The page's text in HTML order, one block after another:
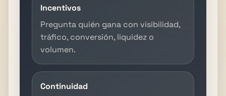
Incentivos
Pregunta quién gana con visibilidad,
tráfico, conversión, liquidez o
volumen.
Continuidad